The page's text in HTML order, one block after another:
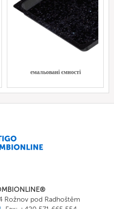
емальовані ємності
Rožnov pod Radhoštěm